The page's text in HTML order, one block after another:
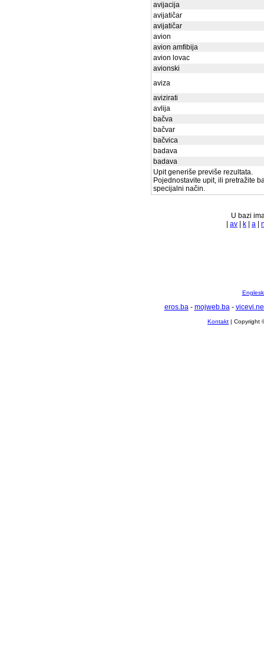
avijacija
avijatičar
avijatičar
avion
avion amfibija
avion lovac
avionski
aviza
avizirati
avlija
bačva
bačvar
bačvica
badava
badava
Upit generiše previše rezultata.
Pojednostavite upit, ili pretražite
specijalni način.
U bazi
av k a
eros.ba- mojweb.ba-
Kontakt | Copyright